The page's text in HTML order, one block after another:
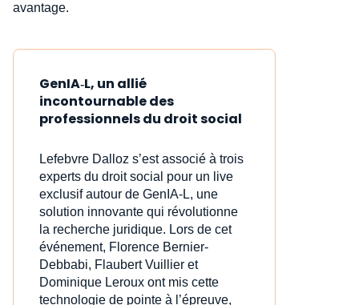
avantage.
GenIA‑L, un allié
incontournable des
professionnels du droit social
Lefebvre Dalloz s’est associé à trois
experts du droit social pour un live
exclusif autour de GenIA‑L, une
solution innovante qui révolutionne
la recherche juridique. Lors de cet
événement, Florence Bernier-
Debbabi, Flaubert Vuillier et
Dominique Leroux ont mis cette
technologie de pointe à l’épreuve,